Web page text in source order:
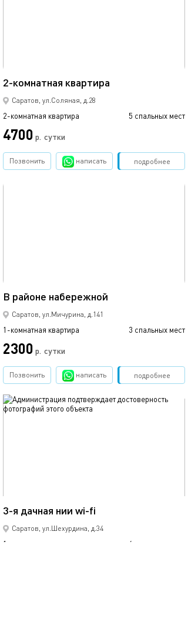
2-комнатная квартира
Саратов, ул.Соляная, д.28
2-комнатная квартира 5 спальных мест
4700 р. сутки
подробнее
Позвонить написать Забронировать
В районе набережной
Саратов, ул.Мичурина, д.141
1-комнатная квартира 3 спальных мест
2300 р. сутки
подробнее
Позвонить написать Забронировать
3-я дачная нии wi-fi
Саратов, ул.Шехурдина, д.34
1-комнатная квартира 4 спальных мест
обновлено 17.05.2018